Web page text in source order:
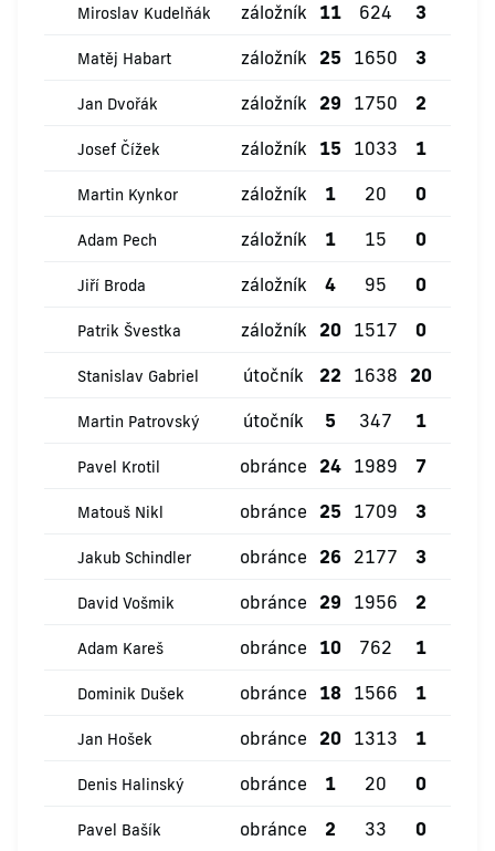
Miroslav Kudelňák záložník 11 624 3
Matěj Habart záložník 25 1650 3
Jan Dvořák záložník 29 1750 2
Josef Čížek záložník 15 1033 1
Martin Kynkor záložník 1 20 0
Adam Pech záložník 1 15 0
Jiří Broda záložník 4 95 0
Patrik Švestka záložník 20 1517 0
Stanislav Gabriel útočník 22 1638 20
Martin Patrovský útočník 5 347 1
Pavel Krotil obránce 24 1989 7
Matouš Nikl obránce 25 1709 3
Jakub Schindler obránce 26 2177 3
David Vošmik obránce 29 1956 2
Adam Kareš obránce 10 762 1
Dominik Dušek obránce 18 1566 1
Jan Hošek obránce 20 1313 1
Denis Halinský obránce 1 20 0
Pavel Bašík obránce 2 33 0